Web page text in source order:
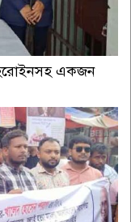
একজন